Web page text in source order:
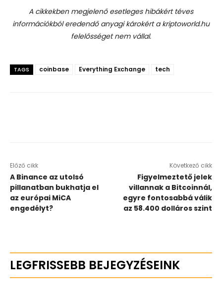
A cikkekben megjelenő esetleges hibákért téves
információkból eredendő anyagi károkért a kriptoworld.hu
felelősséget nem vállal.
TAGS coinbase Everything Exchange tech
Előző cikk
A Binance az utolsó
pillanatban bukhatja el
az európai MiCA
engedélyt?
Következő cikk
Figyelmeztető jelek
villannak a Bitcoinnál,
egyre fontosabbá válik
az 58.400 dolláros szint
LEGFRISSEBB BEJEGYZÉSEINK